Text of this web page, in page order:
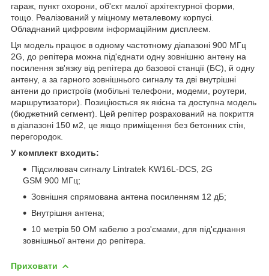
гараж, пункт охорони, об'єкт малої архітектурної форми,
тощо. Реалізований у міцному металевому корпусі.
Обладнаний цифровим інформаційним дисплеєм.
Ця модель працює в одному частотному діапазоні 900 МГц
2G, до репітера можна під'єднати одну зовнішню антену на
посилення зв'язку від репітера до базової станції (БС), й одну
антену, а за гарного зовнішнього сигналу та дві внутрішні
антени до пристроїв (мобільні телефони, модеми, роутери,
маршрутизатори). Позиціюється як якісна та доступна модель
(бюджетний сегмент). Цей репітер розрахований на покриття
в діапазоні 150 м2, це якщо приміщення без бетонних стін,
перегородок.
У комплект входить:
Підсилювач сигналу Lintratek KW16L-DCS, 2G
GSM 900 МГц;
Зовнішня спрямована антена посиленням 12 дБ;
Внутрішня антена;
10 метрів 50 ОМ кабелю з роз'ємами, для під'єднання
зовнішньої антени до репітера.
Приховати